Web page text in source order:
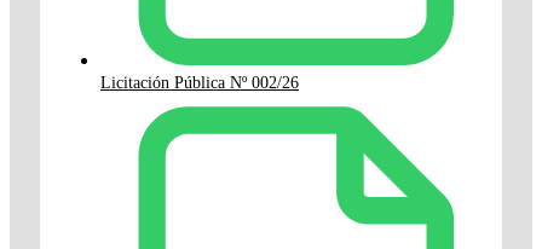
Licitación Pública Nº 002/26